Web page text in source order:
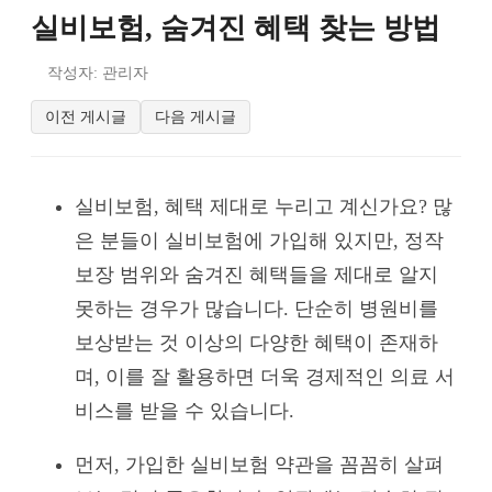
실비보험, 숨겨진 혜택 찾는 방법
작성자: 관리자
이전 게시글 다음 게시글
실비보험, 혜택 제대로 누리고 계신가요? 많
은 분들이 실비보험에 가입해 있지만, 정작
보장 범위와 숨겨진 혜택들을 제대로 알지
못하는 경우가 많습니다. 단순히 병원비를
보상받는 것 이상의 다양한 혜택이 존재하
며, 이를 잘 활용하면 더욱 경제적인 의료 서
비스를 받을 수 있습니다.
먼저, 가입한 실비보험 약관을 꼼꼼히 살펴